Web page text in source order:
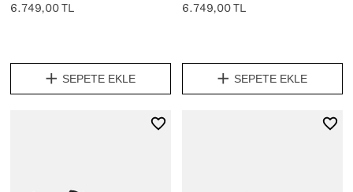
6.749,00 TL
SEPETE EKLE
6.749,00 TL
SEPETE EKLE